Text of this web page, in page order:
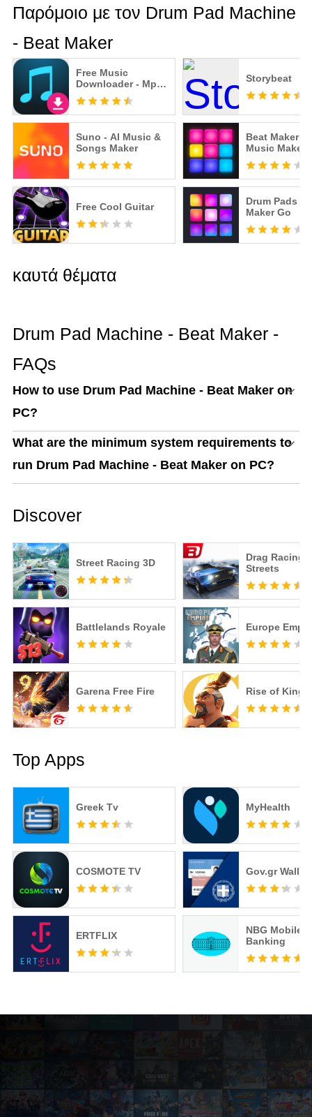
Παρόμοιο με τον Drum Pad Machine
- Beat Maker
Free Music
Downloader - Mp3
Music Download
Storybeat
Suno - AI Music &
Songs Maker
Beat Maker
Music Maker
Pad
Free Cool Guitar
Drum Pads -
Maker Go
καυτά θέματα
Drum Pad Machine - Beat Maker -
FAQs
How to use Drum Pad Machine - Beat Maker on
PC?
What are the minimum system requirements to
run Drum Pad Machine - Beat Maker on PC?
Discover
Street Racing 3D
Drag Racing:
Streets
Battlelands Royale Europe
Garena Free Fire Rise of
Top Apps
Greek Tv
COSMOTE TV
ERTFLIX
MyHealth
Gov.gr Wallet
NBG Mobile
Banking